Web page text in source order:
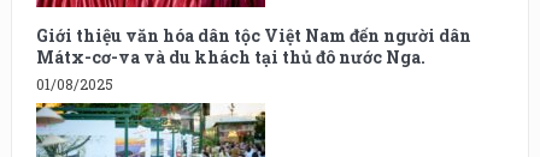
Giới thiệu văn hóa dân tộc Việt Nam đến người dân
Mátx-cơ-va và du khách tại thủ đô nước Nga.
01/08/2025